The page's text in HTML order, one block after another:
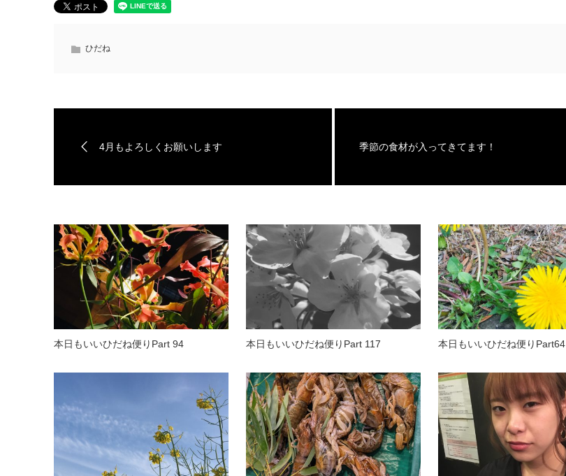
ひだね
4月もよろしくお願いします 季節の食材が入ってきてます！
本日もいいひだね便りPart 94 本日もいいひだね便りPart 117 本日もいいひだね便りPart64